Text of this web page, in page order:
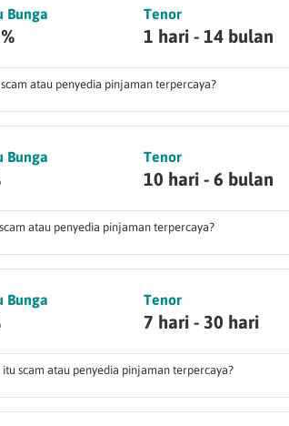
Bunga Tenor
1 hari - 14 bulan
atau penyedia pinjaman terpercaya?
Bunga Tenor
10 hari - 6 bulan
atau penyedia pinjaman terpercaya?
Bunga Tenor
7 hari - 30 hari
scam atau penyedia pinjaman terpercaya?